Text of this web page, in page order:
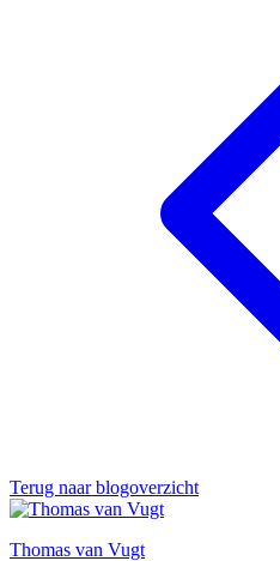
Terug naar blogoverzicht
Thomas van Vugt